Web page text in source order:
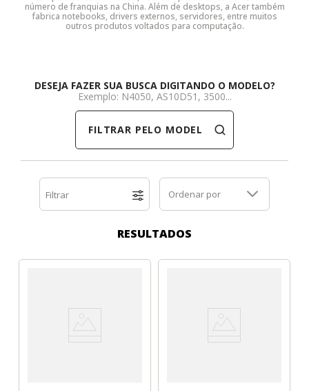
Itautec
Lenovo
Positivo
Toshiba
Samsung
Toshiba
Samsung
DDR4
SSD M.2 SATA
Caddy para SSD
Cooler Interno
Limpa Telas
Caddy para SSD
número de franquias na China. Além de desktops, a Acer também
fabrica notebooks, drivers externos, servidores, entre muitos
outros produtos voltados para computação.
DESEJA FAZER SUA BUSCA DIGITANDO O MODELO?
Exemplo: N4050, AS10D51, 3500...
FILTRAR PELO MODELO
Filtrar Ordenar por
RESULTADOS